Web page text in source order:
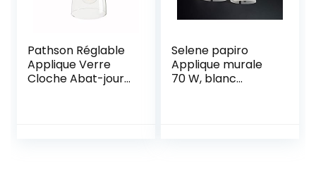
Pathson Réglable
Applique Verre
Cloche Abat-jour
Selene papiro
Applique murale
70 W, blanc